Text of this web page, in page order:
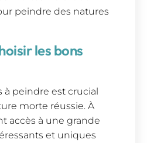
peindre des natures
les bons
à peindre est crucial
morte réussie. À
accès à une grande
et uniques